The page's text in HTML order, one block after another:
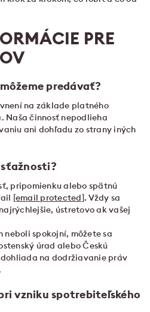
PRE
predávať?
na základe platného
Naša činnosť nepodlieha
ani dohľadu zo strany iných
pripomienku alebo spätnú
[email protected]. Vždy sa
ústretovo ak vašej
neboli spokojní, môžete sa
úrad alebo Českú
na dodržiavanie práv
vzniku spotrebiteľského